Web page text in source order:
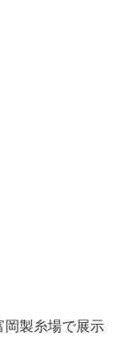
岡製糸場で展示